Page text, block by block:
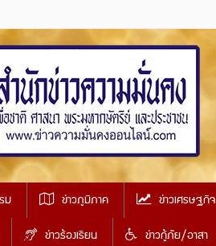
ม ข่าวภูมิภาค ข่าวเศรษฐกิจ
ข่าวร้องเรียน ข่าวกู้ภัย/อาสา